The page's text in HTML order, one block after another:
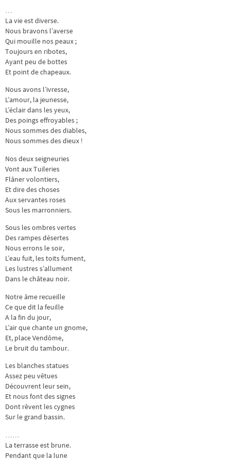
…
La vie est diverse.
Nous bravons l’averse
Qui mouille nos peaux ;
Toujours en ribotes,
Ayant peu de bottes
Et point de chapeaux.
Nous avons l’ivresse,
L’amour, la jeunesse,
L’éclair dans les yeux,
Des poings effroyables ;
Nous sommes des diables,
Nous sommes des dieux !
Nos deux seigneuries
Vont aux Tuileries
Flâner volontiers,
Et dire des choses
Aux servantes roses
Sous les marronniers.
Sous les ombres vertes
Des rampes désertes
Nous errons le soir,
L’eau fuit, les toits fument,
Les lustres s’allument
Dans le château noir.
Notre âme recueille
Ce que dit la feuille
A la fin du jour,
L’air que chante un gnome,
Et, place Vendôme,
Le bruit du tambour.
Les blanches statues
Assez peu vêtues
Découvrent leur sein,
Et nous font des signes
Dont rêvent les cygnes
Sur le grand bassin.
……
La terrasse est brune.
Pendant que la lune